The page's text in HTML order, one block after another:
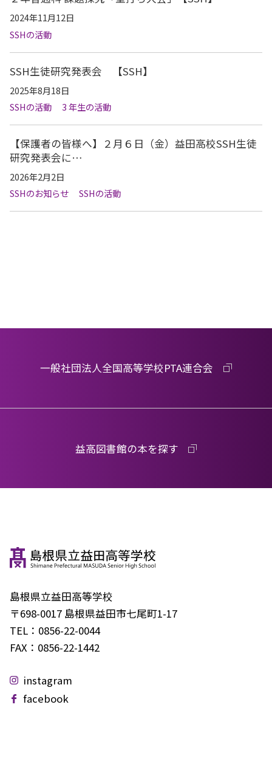
2024年11月12日
SSHの活動
SSH生徒研究発表会 【SSH】
2025年8月18日
SSHの活動
3 年生の活動
【保護者の皆様へ】２月６日（金）益田高校SSH生徒
研究発表会に…
2026年2月2日
SSHのお知らせ
SSHの活動
一般社団法人全国高等学校PTA連合会
益高図書館の本を探す
島根県立益田高等学校
〒698-0017 島根県益田市七尾町1-17
TEL： 0856-22-0044
FAX： 0856-22-1442
instagram
facebook